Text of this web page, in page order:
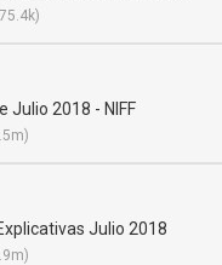
Julio 2018 - NIFF
Julio 2018